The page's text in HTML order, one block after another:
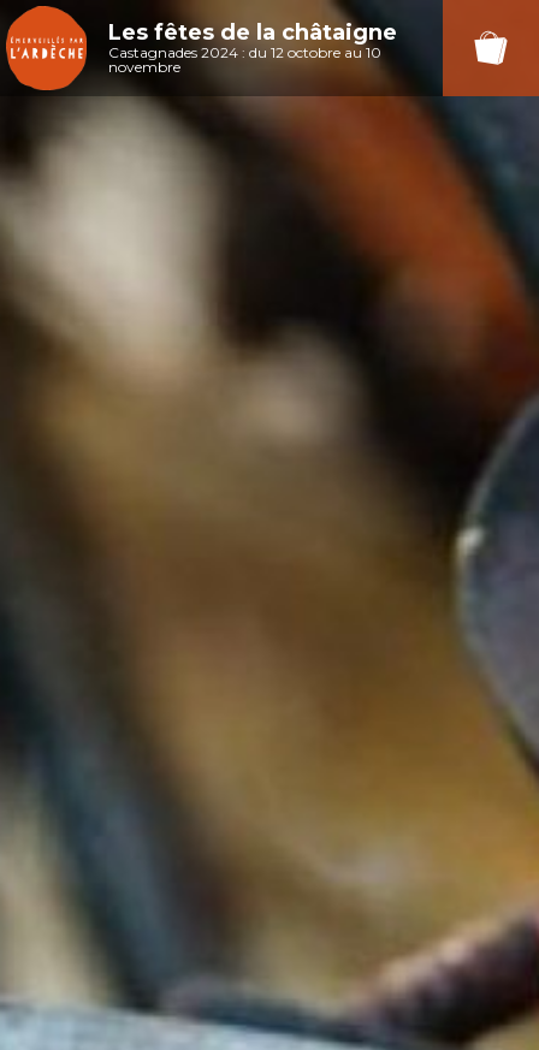
Les fêtes de la châtaigne
Castagnades 2024 : du 12 octobre au 10
novembre